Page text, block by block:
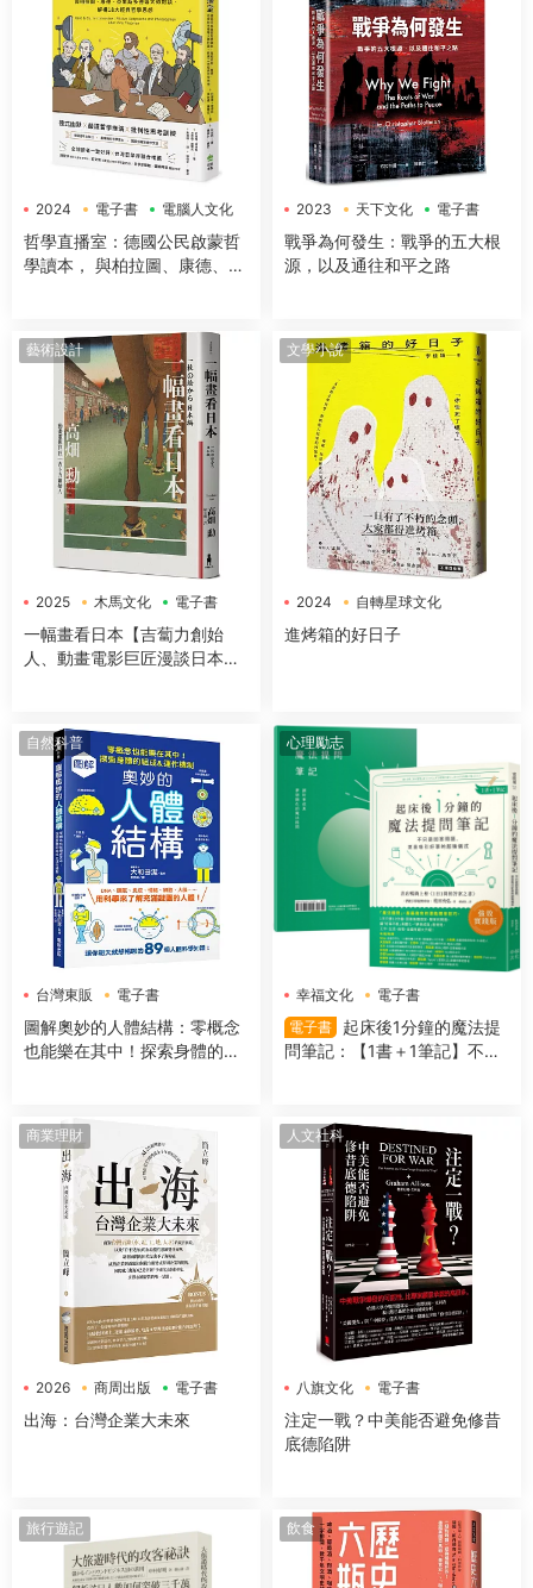
2024 電子書 電腦人文化
哲學直播室：德國公民啟蒙哲
學讀本， 與柏拉圖、康德、亞
2023 天下文化 電子書
戰爭為何發生：戰爭的五大根
源，以及通往和平之路
藝術設計
2025 木馬文化 電子書
一幅畫看日本【吉蔔力創始
人、動畫電影巨匠漫談日本傳
文學小說
2024
自轉星球文化
電子書
進烤箱的好日子
自然科普
台灣東販 電子書
圖解奧妙的人體結構：零概念
也能樂在其中！探索身體的組
心理勵志
幸福文化
電子書
電子書
起床後1分鐘的魔法提
問筆記：【1書＋1筆記】不隻
商業理財
2026 商周出版 電子書
出海：台灣企業大未來
人文社科
八旗文化 電子書
注定一戰？中美能否避免修昔
底德陷阱
旅行遊記 飲食